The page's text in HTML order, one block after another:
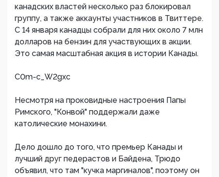
канадских властей несколько раз блокировал
группу, а также аккаунты участников в Твиттере.
С 14 января канадцы собрали для них около 7 млн
долларов на бензин для участвующих в акции.
Это самая масштабная акция в истории Канады.
C0m-c_W2gxc
Несмотря на проковидные настроения Папы
Римского, "Конвой" поддержали даже
католические монахини.
Дело дошло до того, что премьер Канады и
лучший друг педерастов и Байдена, Трюдо
объявил, что там "кучка маргиналов", поэтому он